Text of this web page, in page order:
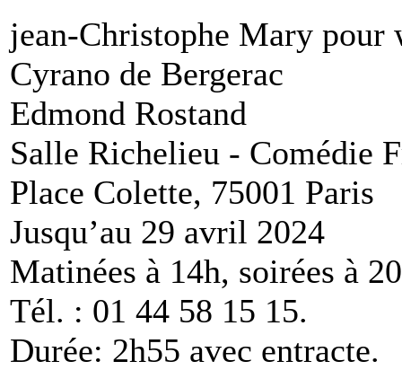
jean-Christophe Mary pour
Cyrano de Bergerac
Edmond Rostand
Salle Richelieu - Comédie
Place Colette, 75001 Paris
Jusqu’au 29 avril 2024
Matinées à 14h, soirées à
Tél. : 01 44 58 15 15.
Durée: 2h55 avec entracte.